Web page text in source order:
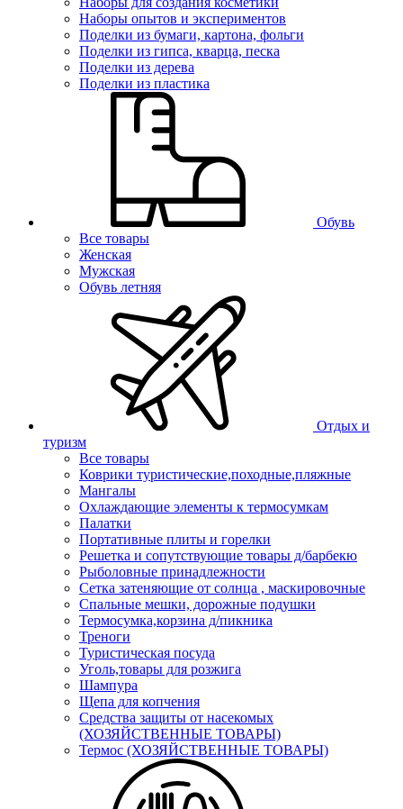
Наборы опытов и экспериментов
Поделки из бумаги, картона, фольги
Поделки из гипса, кварца, песка
Поделки из дерева
Поделки из пластика
Обувь
Все товары
Женская
Мужская
Обувь летняя
Отдых и
туризм
Все товары
Коврики туристические,походные,пляжные
Мангалы
Охлаждающие элементы к термосумкам
Палатки
Портативные плиты и горелки
Решетка и сопутствующие товары д/барбекю
Рыболовные принадлежности
Сетка затеняющие от солнца , маскировочные
Спальные мешки, дорожные подушки
Термосумка,корзина д/пикника
Треноги
Туристическая посуда
Уголь,товары для розжига
Шампура
Щепа для копчения
Средства защиты от насекомых
(ХОЗЯЙСТВЕННЫЕ ТОВАРЫ)
Термос (ХОЗЯЙСТВЕННЫЕ ТОВАРЫ)